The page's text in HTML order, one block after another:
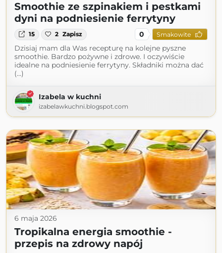
Smoothie ze szpinakiem i pestkami
dyni na podniesienie ferrytyny
15 2 Zapisz 0 Smakowite
Dzisiaj mam dla Was recepturę na kolejne pyszne
smoothie. Bardzo pożywne i zdrowe. I oczywiście
idealne na podniesienie ferrytyny. Składniki można dać
(...)
Izabela w kuchni
izabelawkuchni.blogspot.com
6 maja 2026
Tropikalna energia smoothie -
przepis na zdrowy napój